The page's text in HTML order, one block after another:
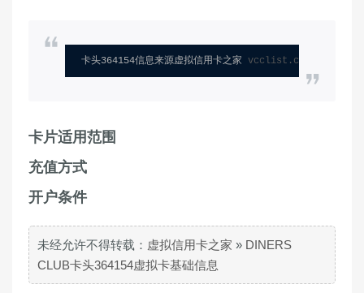
卡头364154信息来源虚拟信用卡之家 vcclist.com
卡片适用范围
充值方式
开户条件
未经允许不得转载： 虚拟信用卡之家 » DINERS
CLUB卡头364154虚拟卡基础信息